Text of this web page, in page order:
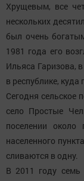
Хрущевым, все
нескольких
был очень
1981 года его
Ильяса Гаризова,
в республике, куда
Сегодня сельское
село Простые
поселении
населенного
сливаются в одну.
В 2011 году семь